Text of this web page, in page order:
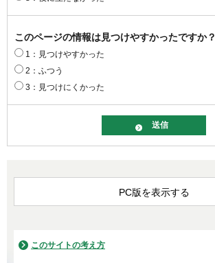
このページの情報は見つけやすかったですか？
1：見つけやすかった
2：ふつう
3：見つけにくかった
PC版を表示する
このサイトの考え方